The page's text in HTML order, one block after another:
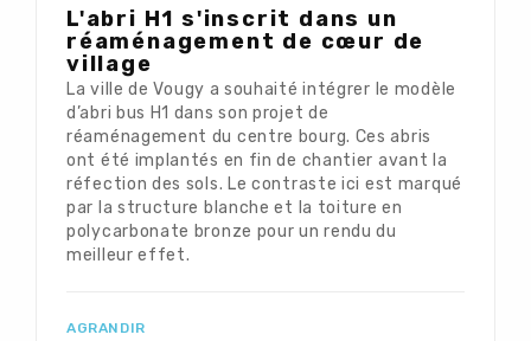
L'abri H1 s'inscrit dans un
réaménagement de cœur de
village
La ville de Vougy a souhaité intégrer le modèle
d’abri bus H1 dans son projet de
réaménagement du centre bourg. Ces abris
ont été implantés en fin de chantier avant la
réfection des sols. Le contraste ici est marqué
par la structure blanche et la toiture en
polycarbonate bronze pour un rendu du
meilleur effet.
AGRANDIR